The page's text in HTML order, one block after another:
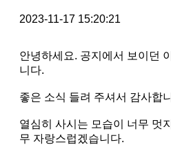
2023-11-17 15:20:21
안녕하세요. 공지에서 보이던
니다.
좋은 소식 들려 주셔서 감사합
열심히 사시는 모습이 너무 멋
무 자랑스럽겠습니다.